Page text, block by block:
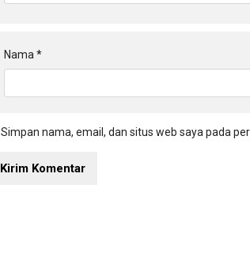
Nama *
Simpan nama, email, dan situs web saya pada